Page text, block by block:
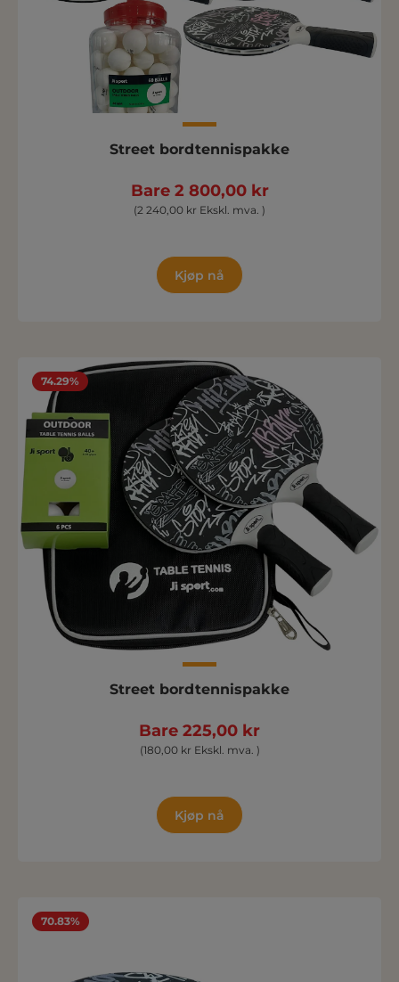
Street bordtennispakke
Bare 2 800,00 kr
(2 240,00 kr Ekskl. mva. )
Kjøp nå
74.29%
Street bordtennispakke
Bare 225,00 kr
(180,00 kr Ekskl. mva. )
Kjøp nå
70.83%